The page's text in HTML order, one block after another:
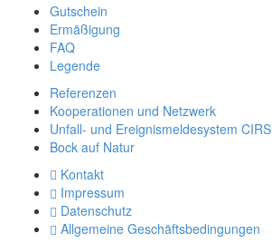
Gutschein
Ermäßigung
FAQ
Legende
Referenzen
Kooperationen und Netzwerk
Unfall- und Ereignismeldesystem CIRS
Bock auf Natur
Kontakt
Impressum
Datenschutz
Allgemeine Geschäftsbedingungen